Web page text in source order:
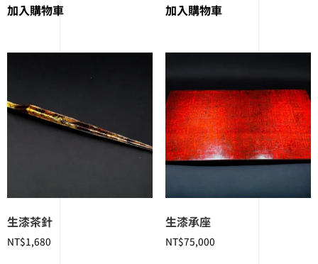
加入購物車 加入購物車
生漆茶針
NT$1,680
生漆承座
NT$75,000